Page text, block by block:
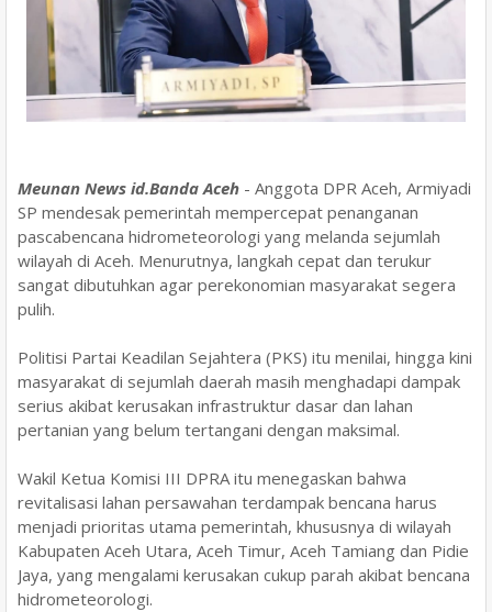
Meunan News id.Banda Aceh - Anggota DPR Aceh, Armiyadi
SP mendesak pemerintah mempercepat penanganan
pascabencana hidrometeorologi yang melanda sejumlah
wilayah di Aceh. Menurutnya, langkah cepat dan terukur
sangat dibutuhkan agar perekonomian masyarakat segera
pulih.
Politisi Partai Keadilan Sejahtera (PKS) itu menilai, hingga kini
masyarakat di sejumlah daerah masih menghadapi dampak
serius akibat kerusakan infrastruktur dasar dan lahan
pertanian yang belum tertangani dengan maksimal.
Wakil Ketua Komisi III DPRA itu menegaskan bahwa
revitalisasi lahan persawahan terdampak bencana harus
menjadi prioritas utama pemerintah, khususnya di wilayah
Kabupaten Aceh Utara, Aceh Timur, Aceh Tamiang dan Pidie
Jaya, yang mengalami kerusakan cukup parah akibat bencana
hidrometeorologi.